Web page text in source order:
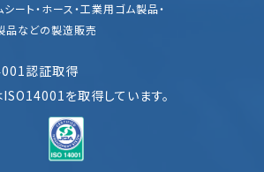
ート・ホース・工業用ゴム製品・
品などの製造販売
認証取得
を取得しています。